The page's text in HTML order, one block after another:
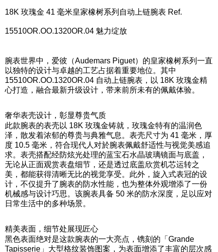
18K 玫瑰金 41 毫米皇家橡树系列自动上链腕表 Ref.
15510OR.OO.1320OR.04 魅力绽放
腕表世界中，爱彼（Audemars Piguet）的皇家橡树系列一直
以独特的设计与卓越的工艺占据着重要地位。其中
15510OR.OO.1320OR.04 自动上链腕表，以 18K 玫瑰金精
心打造，融合最新升级设计，带来前所未有的佩戴体验。
奢华表壳设计，彰显尊贵气质
此款腕表的表壳以 18K 玫瑰金铸就，玫瑰金特有的温润色
泽，散发着浓郁的尊贵与典雅气息。表壳尺寸为 41 毫米，厚
度 10.5 毫米，符合现代人对於腕表佩戴舒适性与视觉美感追
求。表壳搭配经防炫光处理的蓝宝石水晶玻璃镜面与底盖，
无论从正面观赏表盘细节，还是透过底盖欣赏机芯运转之
美，都能获得清晰无比的视觉享受。此外，旋入式表冠的设
计，不仅提升了腕表的防水性能，也为整体外观增添了一份
机械感与设计巧思。该腕表具备 50 米的防水深度，足以应对
日常生活中的多种场景。
精美表面，细节处展现匠心
黑色表面绝对是这款腕表的一大亮点，镌刻的「Grande
Tapisserie」大型格纹装饰图案，为表面增添了丰富的层次感